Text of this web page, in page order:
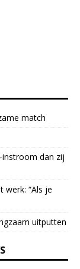
match
instroom dan zij
werk: “Als je
uitputten